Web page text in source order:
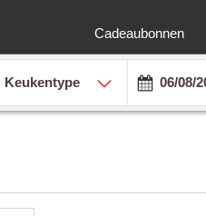
Cadeaubonnen
Keukentype